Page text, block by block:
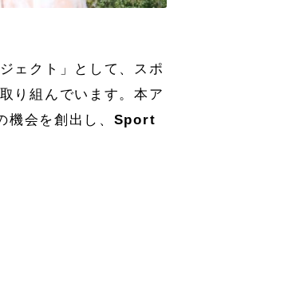
ェクト」として、スポ
り組んでいます。本ア
会を創出し、 Sport